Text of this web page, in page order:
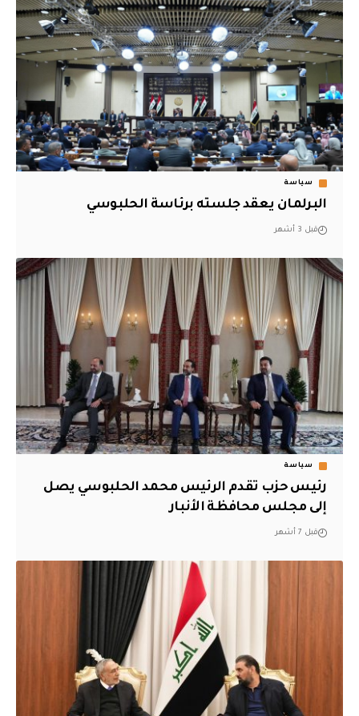
سياسة
البرلمان يعقد جلسته برئاسة الحلبوسي
قبل 3 أشهر
سياسة
رئيس حزب تقدم الرئيس محمد الحلبوسي يصل
إلى مجلس محافظة الأنبار
قبل 7 أشهر